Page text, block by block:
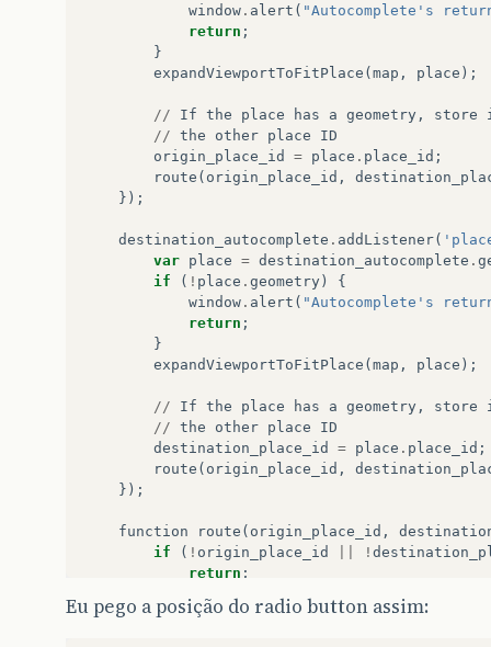
window . alert ( "Autocomplete's
return ;
}
expandViewportToFitPlace ( map , place );
// If the place has a geometry , store
// the other place
ID
origin_place_id
= place . place_id ;
route ( origin_place_id ,
});
destination_autocomplete . addListener(
var place = destination_autocomplete .
if
( ! place . geometry )
{
window . alert ( "Autocomplete's
return ;
}
expandViewportToFitPlace ( map , place );
// If the place has a geometry , store
// the other place
ID
destination_place_id
= place . place_id ;
route ( origin_place_id ,
});
function route ( origin_place_id ,
if
( ! origin_place_id !
return ;
directionsService .route({
Eu pego a posição do radio button assim: